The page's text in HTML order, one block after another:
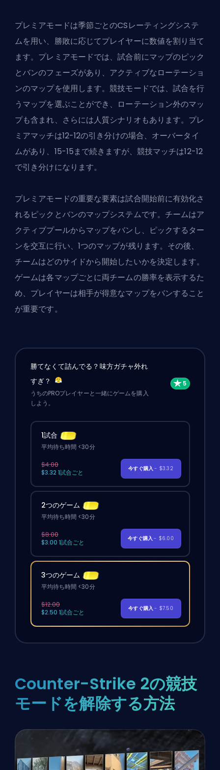
プレミアモードは季節ごとのCSレーティングシステ
ムを用い、勝敗に応じてプレイヤーに数値を割り当て
ます。プレミアモードでは、試合前にマップのピック
とバンのフェーズがあり、アクティブなローテーショ
ンのマップを使用します。競技モードでは、試合を行
うマップを選ぶことができ、ローテーション外のマッ
プも含まれ、さらには人質シナリオもあります。プレ
ミアマッチは12-12の引き分けの場合、オーバータイ
ムがあり、15-15まで続きますが、競技マッチは12-12
で引き分けになります。
プレミアモードの重要な要素は試合開始前に有効化さ
れるピックとバンのマップシステムです。チームはア
クティブプールからマップをバンし、ピックするター
ンを交互に行い、1つのマップが残ります。その後、
チームはどのサイドから開始したいかを決定します。
ゲームは各マップごとに両チームの勝率を表示するた
め、プレイヤーは相手が得意なマップをバンすること
が重要です。
勝てなくて詰んでる？味方ガチャ外れ
すぎ？
うちのPROプレイヤーと一緒にゲームを購入
しよう。
1試合
平均待ち時間 <30分
$4.00
$3.32 1試合ごと
今すぐ購入- $3.32
2つのゲーム
平均待ち時間 <30分
$8.00
$3.00 1試合ごと
今すぐ購入- $6.00
3つのゲーム
平均待ち時間 <30分
$12.00
$2.50 1試合ごと
今すぐ購入- $7.50
Counter-Strike 2の競技
モードを解除する方法